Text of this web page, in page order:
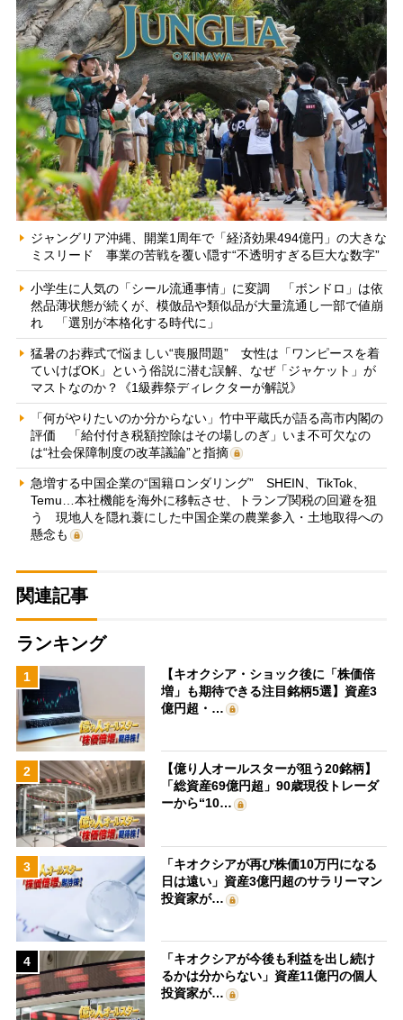
ジャングリア沖縄、開業1周年で「経済効果494億円」の大きな
ミスリード 事業の苦戦を覆い隠す“不透明すぎる巨大な数字”
小学生に人気の「シール流通事情」に変調 「ボンドロ」は依
然品薄状態が続くが、模倣品や類似品が大量流通し一部で値崩
れ 「選別が本格化する時代に」
猛暑のお葬式で悩ましい“喪服問題” 女性は「ワンピースを着
ていけばOK」という俗説に潜む誤解、なぜ「ジャケット」が
マストなのか？《1級葬祭ディレクターが解説》
「何がやりたいのか分からない」竹中平蔵氏が語る高市内閣の
評価 「給付付き税額控除はその場しのぎ」いま不可欠なの
は“社会保障制度の改革議論”と指摘
急増する中国企業の“国籍ロンダリング” SHEIN、TikTok、
Temu…本社機能を海外に移転させ、トランプ関税の回避を狙
う 現地人を隠れ蓑にした中国企業の農業参入・土地取得への
懸念も
関連記事
ランキング
1
【キオクシア・ショック後に「株価倍
増」も期待できる注目銘柄5選】資産3
億円超・…
2
【億り人オールスターが狙う20銘柄】
「総資産69億円超」90歳現役トレーダ
ーから“10…
3
「キオクシアが再び株価10万円になる
日は遠い」資産3億円超のサラリーマン
投資家が…
4
「キオクシアが今後も利益を出し続け
るかは分からない」資産11億円の個人
投資家が…